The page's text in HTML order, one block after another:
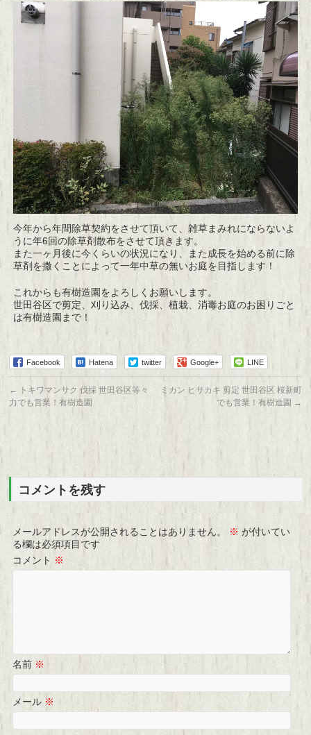
今年から年間除草契約をさせて頂いて、雑草まみれにならないよ
うに年6回の除草剤散布をさせて頂きます。
また一ヶ月後に今くらいの状況になり、また成長を始める前に除
草剤を撒くことによって一年中草の無いお庭を目指します！
これからも有樹造園をよろしくお願いします。
世田谷区で剪定、刈り込み、伐採、植栽、消毒お庭のお困りごと
は有樹造園まで！
Facebook Hatena twitter Google+ LINE
←
トキワマンサク 伐採 世田谷区等々
力でも営業！有樹造園
ミカン ヒサカキ 剪定 世田谷区 桜新町
でも営業！有樹造園 →
コメントを残す
メールアドレスが公開されることはありません。 ※ が付いてい
る欄は必須項目です
コメント ※
名前 ※
メール ※